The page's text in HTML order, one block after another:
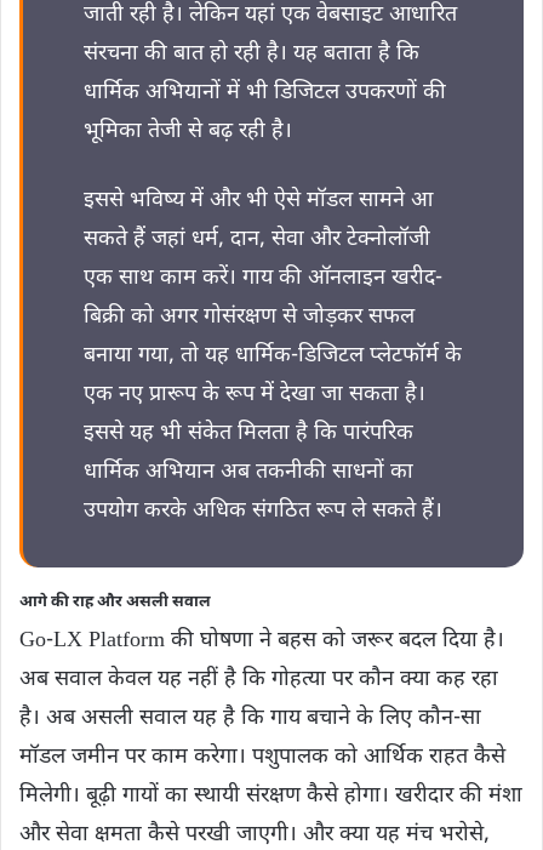
जाती रही है। लेकिन यहां एक वेबसाइट आधारित
संरचना की बात हो रही है। यह बताता है कि
धार्मिक अभियानों में भी डिजिटल उपकरणों की
भूमिका तेजी से बढ़ रही है।
इससे भविष्य में और भी ऐसे मॉडल सामने आ
सकते हैं जहां धर्म, दान, सेवा और टेक्नोलॉजी
एक साथ काम करें। गाय की ऑनलाइन खरीद-
बिक्री को अगर गोसंरक्षण से जोड़कर सफल
बनाया गया, तो यह धार्मिक-डिजिटल प्लेटफॉर्म के
एक नए प्रारूप के रूप में देखा जा सकता है।
इससे यह भी संकेत मिलता है कि पारंपरिक
धार्मिक अभियान अब तकनीकी साधनों का
उपयोग करके अधिक संगठित रूप ले सकते हैं।
आगे की राह और असली सवाल
Go-LX Platform की घोषणा ने बहस को जरूर बदल दिया है।
अब सवाल केवल यह नहीं है कि गोहत्या पर कौन क्या कह रहा
है। अब असली सवाल यह है कि गाय बचाने के लिए कौन-सा
मॉडल जमीन पर काम करेगा। पशुपालक को आर्थिक राहत कैसे
मिलेगी। बूढ़ी गायों का स्थायी संरक्षण कैसे होगा। खरीदार की मंशा
और सेवा क्षमता कैसे परखी जाएगी। और क्या यह मंच भरोसे,